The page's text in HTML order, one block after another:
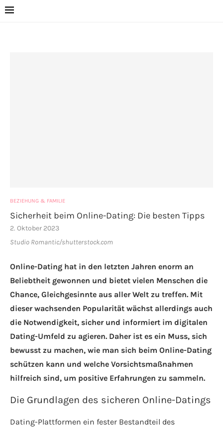
BEZIEHUNG & FAMILIE
Sicherheit beim Online-Dating: Die besten Tipps
2. Oktober 2023
Studio Romantic/shutterstock.com
Online-Dating hat in den letzten Jahren enorm an
Beliebtheit gewonnen und bietet vielen Menschen die
Chance, Gleichgesinnte aus aller Welt zu treffen. Mit
dieser wachsenden Popularität wächst allerdings auch
die Notwendigkeit, sicher und informiert im digitalen
Dating-Umfeld zu agieren. Daher ist es ein Muss, sich
bewusst zu machen, wie man sich beim Online-Dating
schützen kann und welche Vorsichtsmaßnahmen
hilfreich sind, um positive Erfahrungen zu sammeln.
Die Grundlagen des sicheren Online-Datings
Dating-Plattformen ein fester Bestandteil des